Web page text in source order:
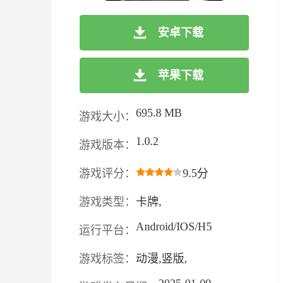
安卓下载
苹果下载
游戏大小： 695.8 MB
游戏版本： 1.0.2
游戏评分： 9.5分
游戏类型： 卡牌,
运行平台： Android/IOS/H5
游戏标签： 动漫,竖版,